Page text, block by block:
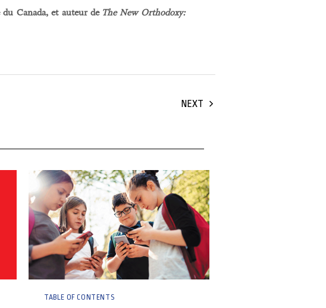
du Canada, et auteur de The New Orthodoxy:
NEXT
TABLE OF CONTENTS